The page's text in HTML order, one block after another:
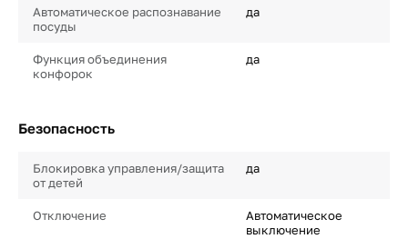
Автоматическое распознавание
посуды
да
Функция объединения
конфорок
да
Безопасность
Блокировка управления/защита
от детей
да
Отключение
Автоматическое
выключение